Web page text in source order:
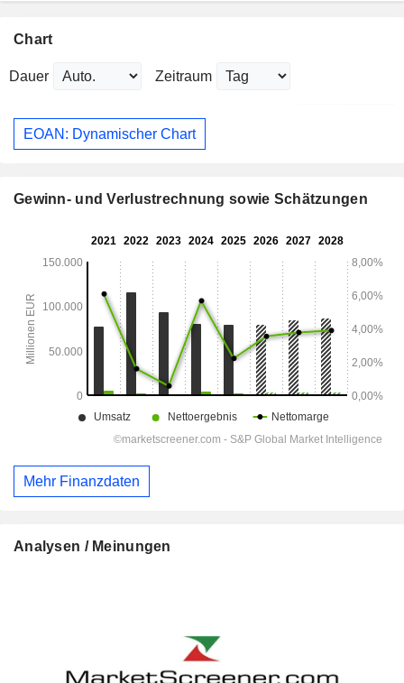
Chart
Dauer Zeitraum
EOAN: Dynamischer Chart
Gewinn- und Verlustrechnung sowie Schätzungen
Mehr Finanzdaten
Analysen / Meinungen